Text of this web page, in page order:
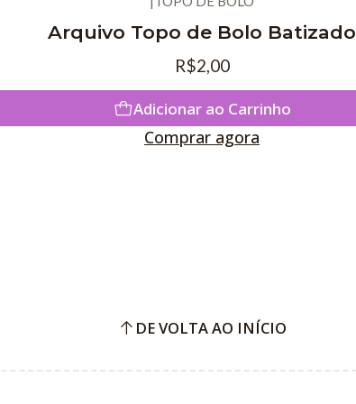
Arquivo Topo de Bolo Batizado
R$2,00
Adicionar ao Carrinho
Comprar agora
DE VOLTA AO INÍCIO